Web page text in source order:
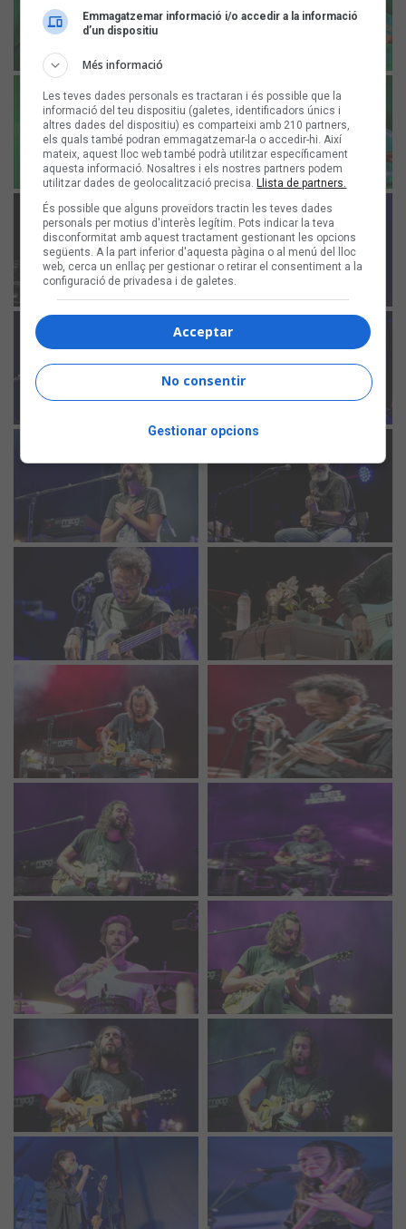
Emmagatzemar informació i/o accedir a la informació
d’un dispositiu
Més informació
Les teves dades personals es tractaran i és possible que la
informació del teu dispositiu (galetes, identificadors únics i
altres dades del dispositiu) es comparteixi amb 210 partners,
els quals també podran emmagatzemar-la o accedir-hi. Així
mateix, aquest lloc web també podrà utilitzar específicament
aquesta informació. Nosaltres i els nostres partners podem
utilitzar dades de geolocalització precisa. Llista de partners.
És possible que alguns proveïdors tractin les teves dades
personals per motius d'interès legítim. Pots indicar la teva
disconformitat amb aquest tractament gestionant les opcions
següents. A la part inferior d'aquesta pàgina o al menú del lloc
web, cerca un enllaç per gestionar o retirar el consentiment a la
configuració de privadesa i de galetes.
Acceptar
No consentir
Gestionar opcions